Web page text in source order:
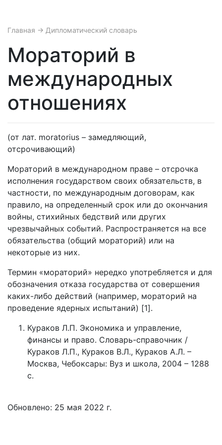
Главная → Дипломатический словарь
Мораторий в
международных
отношениях
(от лат. moratorius – замедляющий,
отсрочивающий)
Мораторий в международном праве – отсрочка
исполнения государством своих обязательств, в
частности, по международным договорам, как
правило, на определенный срок или до окончания
войны, стихийных бедствий или других
чрезвычайных событий. Распространяется на все
обязательства (общий мораторий) или на
некоторые из них.
Термин «мораторий» нередко употребляется и для
обозначения отказа государства от совершения
каких-либо действий (например, мораторий на
проведение ядерных испытаний) [1].
Кураков Л.П. Экономика и управление,
финансы и право. Словарь-справочник /
Кураков Л.П., Кураков В.Л., Кураков А.Л. –
Москва, Чебоксары: Вуз и школа, 2004 – 1288
с.
Обновлено: 25 мая 2022 г.